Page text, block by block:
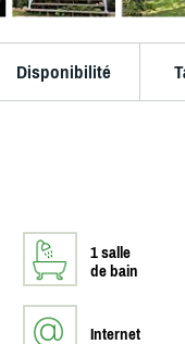
Disponibilité
1 salle
de bain
Internet